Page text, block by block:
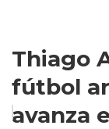
Thiago
fútbol
avanza